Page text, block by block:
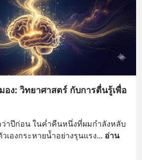
ง: วิทยาศาสตร์ กับการตื่นรู้เพื่อ
าปีก่อน ในค่ำคืนหนึ่งที่ผมกำลังหลับ
เองกระหายน้ำอย่างรุนแรง... อ่าน